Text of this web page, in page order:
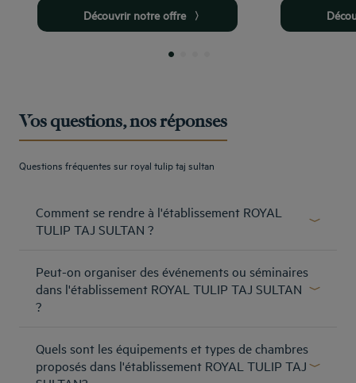
Découvrir notre offre
Vos questions, nos réponses
Questions fréquentes sur royal tulip taj sultan
Comment se rendre à l'établissement ROYAL
TULIP TAJ SULTAN ?
Hammamet, à 45 minutes de l'aéroport Tunis Carthage et
à 35 minutes de l'aéroport d'Enfidha. Une navette spéciale
est à votre disposition afin de vous y conduire.
Peut-on organiser des événements ou séminaires
dans l'établissement ROYAL TULIP TAJ SULTAN
?
équipe d'experts en organisation d'événements sont à
votre service 24h/24. Dites-nous quels sont vos rêves et
nous en ferons une réalité. Découvrez nos salles et nos
Quels sont les équipements et types de chambres
proposés dans l'établissement ROYAL TULIP TAJ